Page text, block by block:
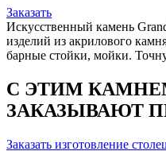
Заказать
Искусственный камень
изделий из акрилового
барные стойки, мойки.
С ЭТИМ
ЗАКАЗЫВАЮТ
Заказать изготовление